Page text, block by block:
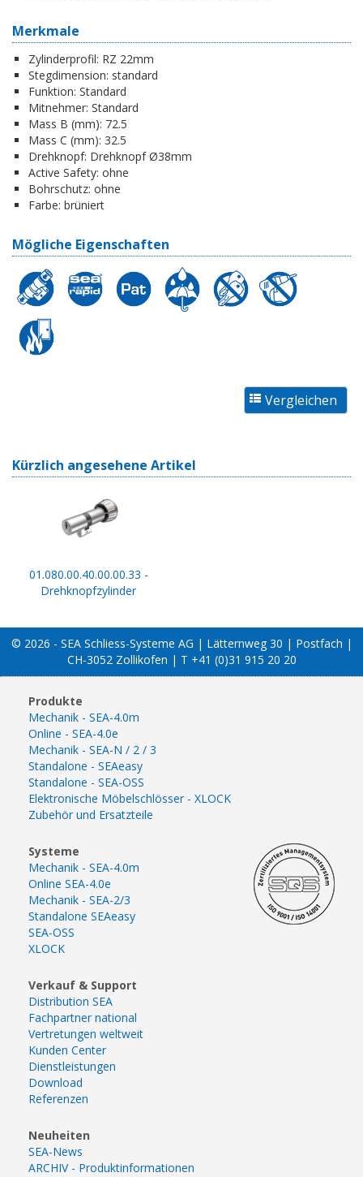
Merkmale
Zylinderprofil: RZ 22mm
Stegdimension: standard
Funktion: Standard
Mitnehmer: Standard
Mass B (mm): 72.5
Mass C (mm): 32.5
Drehknopf: Drehknopf Ø38mm
Active Safety: ohne
Bohrschutz: ohne
Farbe: brüniert
Mögliche Eigenschaften
Kürzlich angesehene Artikel
01.080.00.40.00.00.33 -
Drehknopfzylinder
© 2026 - SEA Schliess-Systeme AG | Lätternweg 30 | Postfach |
CH-3052 Zollikofen | T +41 (0)31 915 20 20
Produkte
Mechanik - SEA-4.0m
Online - SEA-4.0e
Mechanik - SEA-N / 2 / 3
Standalone - SEAeasy
Standalone - SEA-OSS
Elektronische Möbelschlösser - XLOCK
Zubehör und Ersatzteile
Systeme
Mechanik - SEA-4.0m
Online SEA-4.0e
Mechanik - SEA-2/3
Standalone SEAeasy
SEA-OSS
XLOCK
Verkauf & Support
Distribution SEA
Fachpartner national
Vertretungen weltweit
Kunden Center
Dienstleistungen
Download
Referenzen
Neuheiten
SEA-News
ARCHIV - Produktinformationen